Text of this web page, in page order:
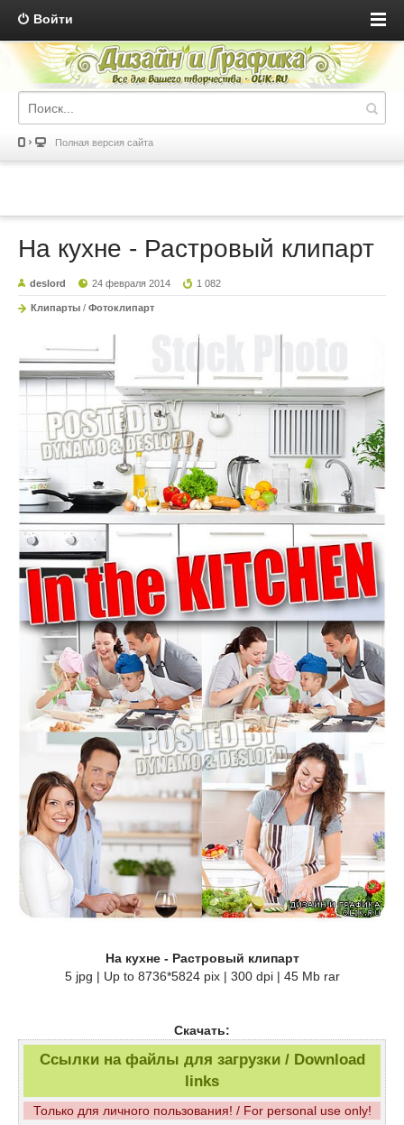
Войти
Полная версия сайта
На кухне - Растровый клипарт
deslord 24 февраля 2014 1 082
Клипарты / Фотоклипарт
На кухне - Растровый клипарт
5 jpg | Up to 8736*5824 pix | 300 dpi | 45 Mb rar
Скачать:
Ссылки на файлы для загрузки / Download
links
Только для личного пользования! / For personal use only!